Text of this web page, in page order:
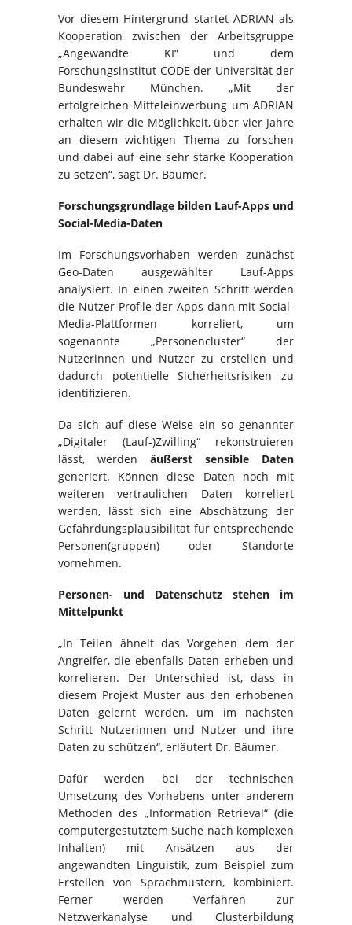
Vor diesem Hintergrund startet ADRIAN als
Kooperation zwischen der Arbeitsgruppe
„Angewandte KI“ und dem
Forschungsinstitut CODE der Universität der
Bundeswehr München. „Mit der
erfolgreichen Mitteleinwerbung um ADRIAN
erhalten wir die Möglichkeit, über vier Jahre
an diesem wichtigen Thema zu forschen
und dabei auf eine sehr starke Kooperation
zu setzen“, sagt Dr. Bäumer.
Forschungsgrundlage bilden Lauf-Apps und
Social-Media-Daten
Im Forschungsvorhaben werden zunächst
Geo-Daten ausgewählter Lauf-Apps
analysiert. In einen zweiten Schritt werden
die Nutzer-Profile der Apps dann mit Social-
Media-Plattformen korreliert, um
sogenannte „Personencluster“ der
Nutzerinnen und Nutzer zu erstellen und
dadurch potentielle Sicherheitsrisiken zu
identifizieren.
Da sich auf diese Weise ein so genannter
„Digitaler (Lauf-)Zwilling“ rekonstruieren
lässt, werden äußerst sensible Daten
generiert. Können diese Daten noch mit
weiteren vertraulichen Daten korreliert
werden, lässt sich eine Abschätzung der
Gefährdungsplausibilität für entsprechende
Personen(gruppen) oder Standorte
vornehmen.
Personen- und Datenschutz stehen im
Mittelpunkt
„In Teilen ähnelt das Vorgehen dem der
Angreifer, die ebenfalls Daten erheben und
korrelieren. Der Unterschied ist, dass in
diesem Projekt Muster aus den erhobenen
Daten gelernt werden, um im nächsten
Schritt Nutzerinnen und Nutzer und ihre
Daten zu schützen“, erläutert Dr. Bäumer.
Dafür werden bei der technischen
Umsetzung des Vorhabens unter anderem
Methoden des „Information Retrieval“ (die
computergestütztem Suche nach komplexen
Inhalten) mit Ansätzen aus der
angewandten Linguistik, zum Beispiel zum
Erstellen von Sprachmustern, kombiniert.
Ferner werden Verfahren zur
Netzwerkanalyse und Clusterbildung